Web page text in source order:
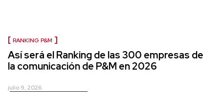
RANKING P&M
Así será el Ranking de las 300 empresas de
la comunicación de P&M en 2026
julio 9, 2026